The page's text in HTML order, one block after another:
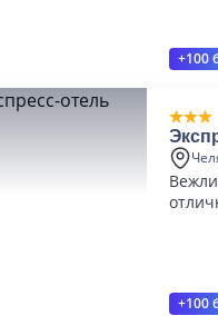
+100
+100